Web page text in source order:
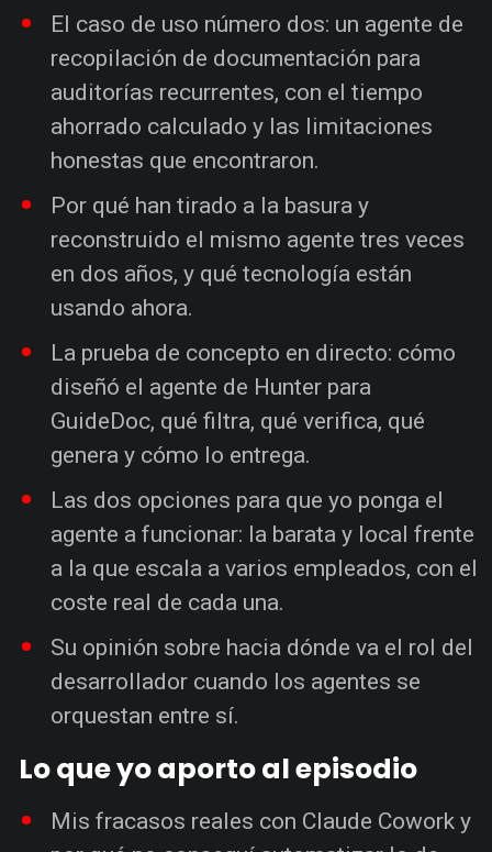
El caso de uso número dos: un agente de
recopilación de documentación para
auditorías recurrentes, con el tiempo
ahorrado calculado y las limitaciones
honestas que encontraron.
Por qué han tirado a la basura y
reconstruido el mismo agente tres veces
en dos años, y qué tecnología están
usando ahora.
La prueba de concepto en directo: cómo
diseñó el agente de Hunter para
GuideDoc, qué filtra, qué verifica, qué
genera y cómo lo entrega.
Las dos opciones para que yo ponga el
agente a funcionar: la barata y local frente
a la que escala a varios empleados, con el
coste real de cada una.
Su opinión sobre hacia dónde va el rol del
desarrollador cuando los agentes se
orquestan entre sí.
Lo que yo aporto al episodio
Mis fracasos reales con Claude Cowork y